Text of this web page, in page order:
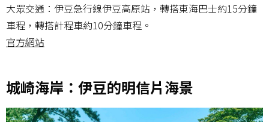
大眾交通：伊豆急行線伊豆高原站，轉搭東海巴士約15分鐘
車程，轉搭計程車約10分鐘車程。
官方網站
城崎海岸：伊豆的明信片海景